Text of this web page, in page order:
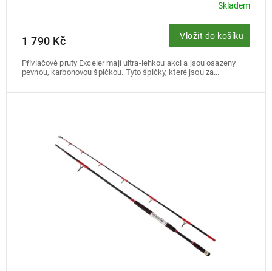
Skladem
1 790 Kč Vložit do košíku
Přívlačové pruty Exceler mají ultra-lehkou akci a jsou osazeny
pevnou, karbonovou špičkou. Tyto špičky, které jsou za...